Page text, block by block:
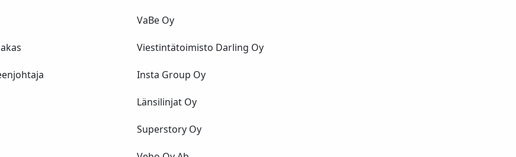
VaBe Oy
Viestintätoimisto Darling Oy
Insta Group Oy
Länsilinjat Oy
Superstory Oy